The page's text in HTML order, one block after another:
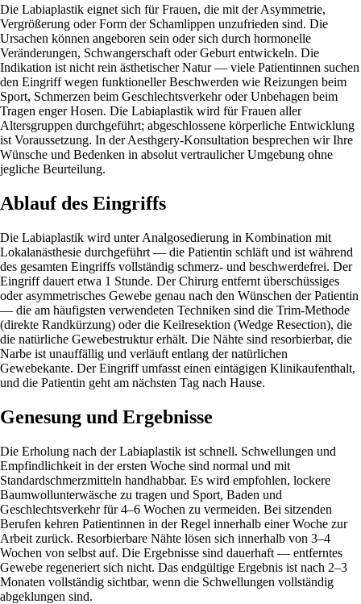
Die Labiaplastik eignet sich für Frauen, die mit der Asymmetrie,
Vergrößerung oder Form der Schamlippen unzufrieden sind. Die
Ursachen können angeboren sein oder sich durch hormonelle
Veränderungen, Schwangerschaft oder Geburt entwickeln. Die
Indikation ist nicht rein ästhetischer Natur — viele Patientinnen suchen
den Eingriff wegen funktioneller Beschwerden wie Reizungen beim
Sport, Schmerzen beim Geschlechtsverkehr oder Unbehagen beim
Tragen enger Hosen. Die Labiaplastik wird für Frauen aller
Altersgruppen durchgeführt; abgeschlossene körperliche Entwicklung
ist Voraussetzung. In der Aesthgery-Konsultation besprechen wir Ihre
Wünsche und Bedenken in absolut vertraulicher Umgebung ohne
jegliche Beurteilung.
Ablauf des Eingriffs
Die Labiaplastik wird unter Analgosedierung in Kombination mit
Lokalanästhesie durchgeführt — die Patientin schläft und ist während
des gesamten Eingriffs vollständig schmerz- und beschwerdefrei. Der
Eingriff dauert etwa 1 Stunde. Der Chirurg entfernt überschüssiges
oder asymmetrisches Gewebe genau nach den Wünschen der Patientin
— die am häufigsten verwendeten Techniken sind die Trim-Methode
(direkte Randkürzung) oder die Keilresektion (Wedge Resection), die
die natürliche Gewebestruktur erhält. Die Nähte sind resorbierbar, die
Narbe ist unauffällig und verläuft entlang der natürlichen
Gewebekante. Der Eingriff umfasst einen eintägigen Klinikaufenthalt,
und die Patientin geht am nächsten Tag nach Hause.
Genesung und Ergebnisse
Die Erholung nach der Labiaplastik ist schnell. Schwellungen und
Empfindlichkeit in der ersten Woche sind normal und mit
Standardschmerzmitteln handhabbar. Es wird empfohlen, lockere
Baumwollunterwäsche zu tragen und Sport, Baden und
Geschlechtsverkehr für 4–6 Wochen zu vermeiden. Bei sitzenden
Berufen kehren Patientinnen in der Regel innerhalb einer Woche zur
Arbeit zurück. Resorbierbare Nähte lösen sich innerhalb von 3–4
Wochen von selbst auf. Die Ergebnisse sind dauerhaft — entferntes
Gewebe regeneriert sich nicht. Das endgültige Ergebnis ist nach 2–3
Monaten vollständig sichtbar, wenn die Schwellungen vollständig
abgeklungen sind.